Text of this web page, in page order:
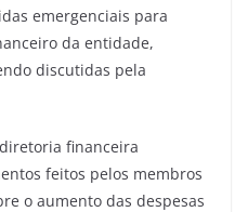
emergenciais para
da entidade,
discutidas pela
financeira
feitos pelos membros
o aumento das despesas